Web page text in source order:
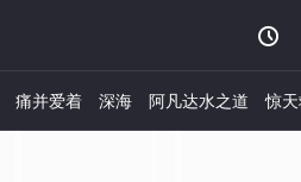

痛并爱着 深海 阿凡达水之道 惊